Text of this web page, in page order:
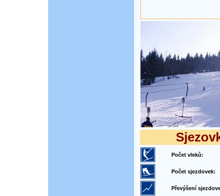
Počet vleků:
Počet sjezdovek:
Převýšení